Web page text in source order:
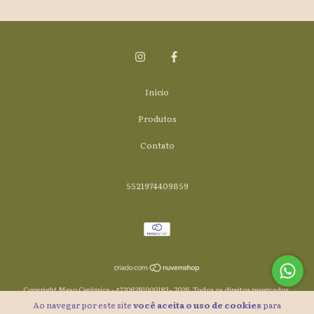
Ao navegar por este sitevocê aceita o uso de cookies para
Início
Produtos
Contato
5521974409859
Copyright Meso Cerâmica - 42206281000183 - 2026. Todos os direitos reservados.